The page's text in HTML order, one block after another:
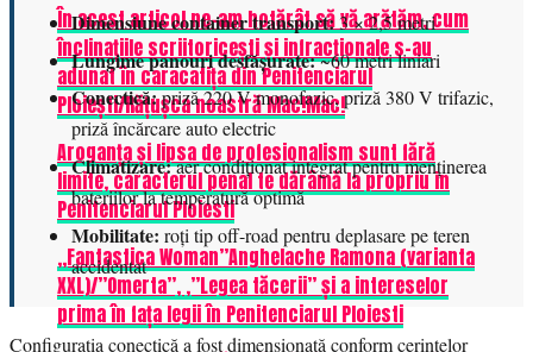
În acest articol ne-am hotărât să vă arătăm, cum
înclinațiile scriitoricești și infracționale s-au
adunat în caracatița din Penitenciarul
Ploiești/Rățușca noastră Mac!Mac!
Aroganța și lipsa de profesionalism sunt fără
limite, caracterul penal te dărâmă la propriu in
Penitenciarul Ploiesti
,,Fantastica Woman”Anghelache Ramona (varianta
XXL)/”Omerta”, ,”Legea tăcerii” și a intereselor
prima în fața legii în Penitenciarul Ploiesti
Dimensiune container transport:3 × 2,5 metri
Lungime panouri desfășurate:~60 metri liniari
Conectică:priză 220 V monofazic, priză 380 V trifazic,
priză încărcare auto electric
Climatizare:aer condiționat integrat pentru menținerea
bateriilor la temperatură optimă
Mobilitate: roți tip off-road pentru deplasare pe teren
accidentat
Configurația conectică a fost dimensionată conform cerințelor